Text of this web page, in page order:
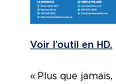
Voir l’outil en HD.
« Plus que